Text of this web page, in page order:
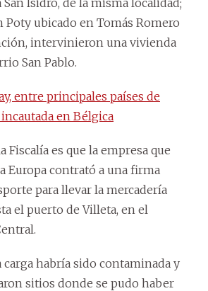
Poty ubicado en Tomás Romero
intervinieron una vivienda
San Pablo.
entre principales países de
en Bélgica
Fiscalía es que la empresa que
Europa contrató a una firma
para llevar la mercadería
el puerto de Villeta, en el
carga habría sido contaminada y
sitios donde se pudo haber